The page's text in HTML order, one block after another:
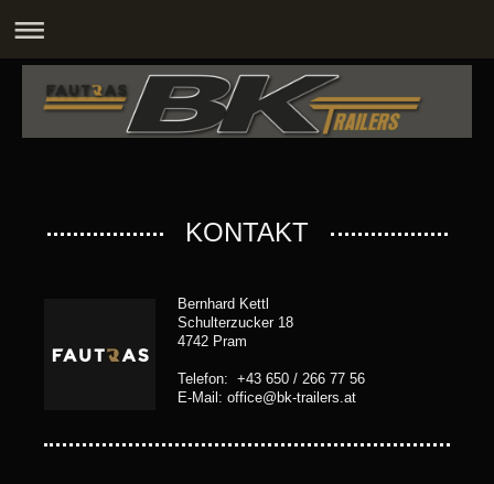
KONTAKT
Bernhard Kettl
Schulterzucker 18
4742 Pram
Telefon: +43 650 / 266 77 56
E-Mail: office@bk-trailers.at